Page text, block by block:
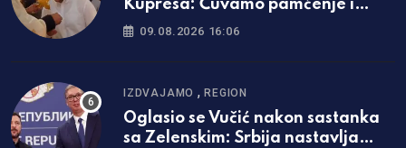
Kupresa: Čuvamo pamćenje i
pravo na postojanje /video/
09.08.2026 16:06
IZDVAJAMO ,REGION
Oglasio se Vučić nakon sastanka
sa Zelenskim: Srbija nastavlja